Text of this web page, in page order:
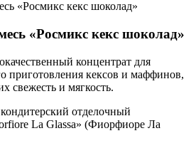
«Росмикс кекс шоколад»
концентрат для
приготовления кексов и маффинов,
свежесть и мягкость.